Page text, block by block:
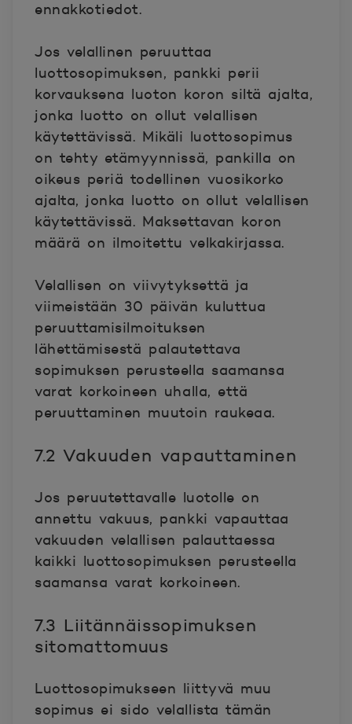
ennakkotiedot.
Jos velallinen peruuttaa
luottosopimuksen, pankki perii
korvauksena luoton koron siltä ajalta,
jonka luotto on ollut velallisen
käytettävissä. Mikäli luottosopimus
on tehty etämyynnissä, pankilla on
oikeus periä todellinen vuosikorko
ajalta, jonka luotto on ollut velallisen
käytettävissä. Maksettavan koron
määrä on ilmoitettu velkakirjassa.
Velallisen on viivytyksettä ja
viimeistään 30 päivän kuluttua
peruuttamisilmoituksen
lähettämisestä palautettava
sopimuksen perusteella saamansa
varat korkoineen uhalla, että
peruuttaminen muutoin raukeaa.
7.2 Vakuuden vapauttaminen
Jos peruutettavalle luotolle on
annettu vakuus, pankki vapauttaa
vakuuden velallisen palauttaessa
kaikki luottosopimuksen perusteella
saamansa varat korkoineen.
7.3 Liitännäissopimuksen
sitomattomuus
Luottosopimukseen liittyvä muu
sopimus ei sido velallista tämän